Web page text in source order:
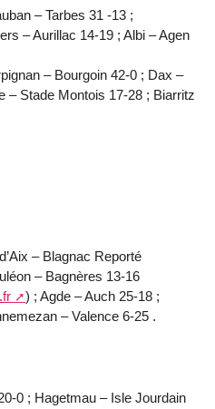
– Tarbes 31 -13 ;
– Aurillac 14-19 ; Albi – Agen
– Bourgoin 42-0 ; Dax –
– Stade Montois 17-28 ; Biarritz
– Blagnac Reporté
– Bagnères 13-16
) ; Agde – Auch 25-18 ;
– Valence 6-25 .
0 ; Hagetmau – Isle Jourdain